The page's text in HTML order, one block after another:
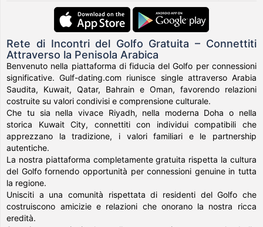
Rete di Incontri del Golfo Gratuita – Connettiti
Attraverso la Penisola Arabica
Benvenuto nella piattaforma di fiducia del Golfo per connessioni
significative. Gulf-dating.com riunisce single attraverso Arabia
Saudita, Kuwait, Qatar, Bahrain e Oman, favorendo relazioni
costruite su valori condivisi e comprensione culturale.
Che tu sia nella vivace Riyadh, nella moderna Doha o nella
storica Kuwait City, connettiti con individui compatibili che
apprezzano la tradizione, i valori familiari e le partnership
autentiche.
La nostra piattaforma completamente gratuita rispetta la cultura
del Golfo fornendo opportunità per connessioni genuine in tutta
la regione.
Unisciti a una comunità rispettata di residenti del Golfo che
costruiscono amicizie e relazioni che onorano la nostra ricca
eredità.